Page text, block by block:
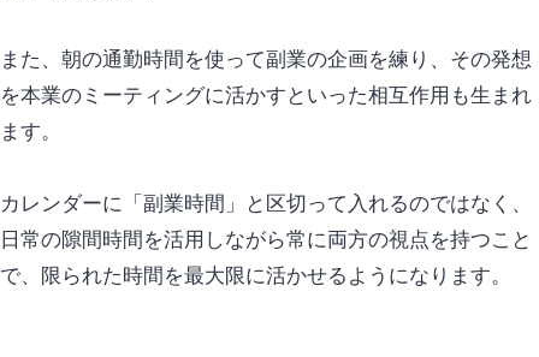
また、朝の通勤時間を使って副業の企画を練り、その発想
を本業のミーティングに活かすといった相互作用も生まれ
ます。
カレンダーに「副業時間」と区切って入れるのではなく、
日常の隙間時間を活用しながら常に両方の視点を持つこと
で、限られた時間を最大限に活かせるようになります。